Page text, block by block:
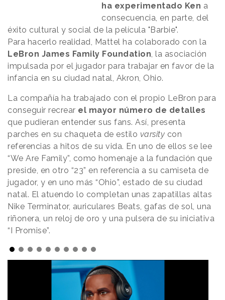
ha experimentado Ken a
consecuencia, en parte, del
éxito cultural y social de la película "Barbie".
Para hacerlo realidad, Mattel ha colaborado con la
LeBron James Family Foundation, la asociación
impulsada por el jugador para trabajar en favor de la
infancia en su ciudad natal, Akron, Ohio.
La compañía ha trabajado con el propio LeBron para
conseguir recrear el mayor número de detalles
que pudieran entender sus fans. Así, presenta
parches en su chaqueta de estilo varsity con
referencias a hitos de su vida. En uno de ellos se lee
“We Are Family”, como homenaje a la fundación que
preside, en otro “23” en referencia a su camiseta de
jugador, y en uno más “Ohio”, estado de su ciudad
natal. El atuendo lo completan unas zapatillas altas
Nike Terminator, auriculares Beats, gafas de sol, una
riñonera, un reloj de oro y una pulsera de su iniciativa
“I Promise”.